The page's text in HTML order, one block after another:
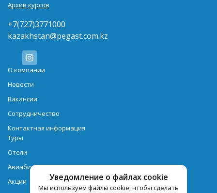
Уведомление о файлах cookie
Мы используем файлы cookie, чтобы сделать
Архив курсов
+7(727)3771000
kazakhstan@pegast.com.kz
О компании
Новости
Вакансии
Сотрудничество
Контактная информация
Туры
Отели
Авиабилеты
Акции